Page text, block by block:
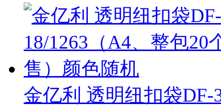
金亿利 透明纽扣袋DF-